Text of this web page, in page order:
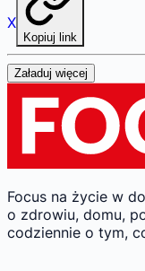
X
Kopiuj link
Załaduj więcej
Focus na życie w
o zdrowiu, domu,
codziennie o tym,